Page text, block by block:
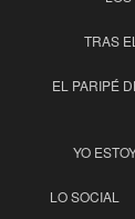
TRAS
EL PARIPÉ
YO
LO SOCIAL